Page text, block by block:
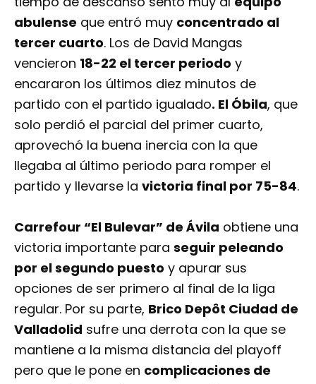
vencieron 18-22 el tercer periodo y
encararon los últimos diez minutos de
partido con el partido igualado. El Óbila
solo perdió el parcial del primer cuarto,
aprovechó la buena inercia con la que
llegaba al último periodo para romper el
partido y llevarse lavictoria final por 75-84
Carrefour “El Bulevar” de Ávilaobtiene una
victoria importante paraseguir peleando
y apurar sus
opciones de ser primero al final de la liga
regular. Por su parte,Brico Depôt Ciudad de
Valladolidsufre una derrota con la que se
mantiene a la misma distancia del playoff
pero que le pone en complicaciones de
cara a obtener la permanencia